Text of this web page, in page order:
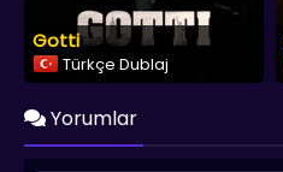
Gotti
Türkçe Dublaj
Yorumlar